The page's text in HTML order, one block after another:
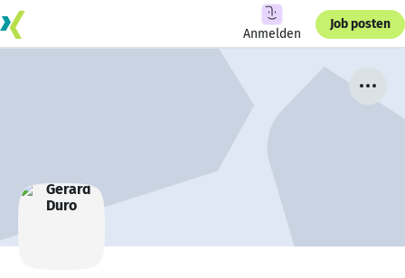
Anmelden
Job posten